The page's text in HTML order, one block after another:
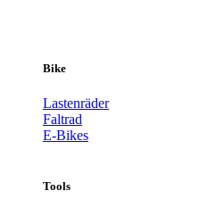
Bike
Lastenräder
Faltrad
E-Bikes
Tools